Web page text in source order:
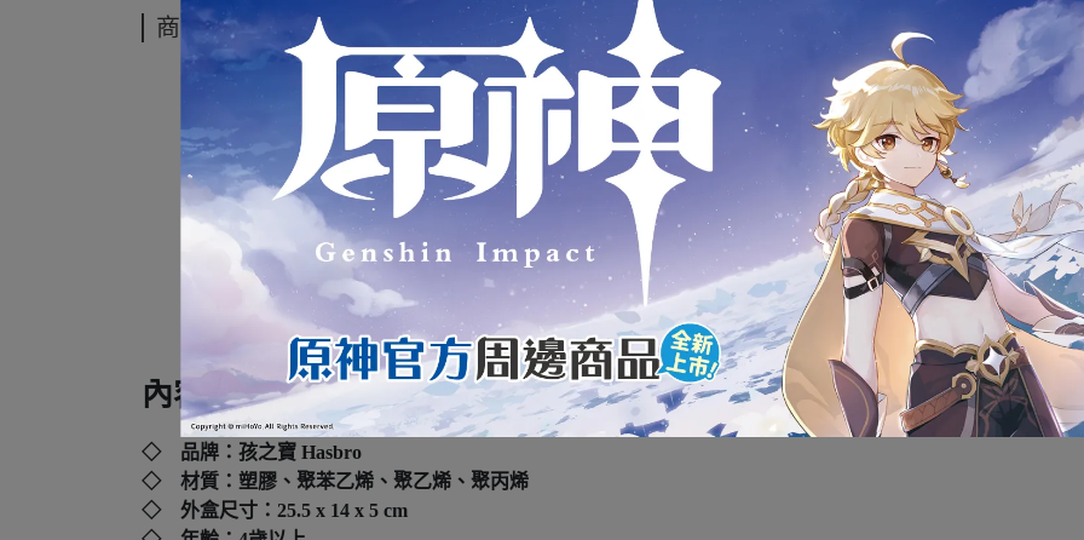
商品介紹
漫威 MARVEL 蜘蛛人 6吋傳奇人
蜘蛛人 Amazing Fantasy
全新未拆封
下標前請先詢問
內容規格：
◇ 品牌：孩之寶 Hasbro
◇ 材質：塑膠、聚苯乙烯、聚乙烯、聚丙烯
◇ 外盒尺寸： 25.5 x 14 x 5 cm